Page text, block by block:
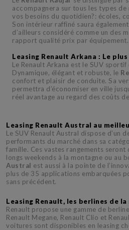
accompagnera sur tous les types
vos besoins du quotidien?: écoles,
Son intérieur raffiné saura
d’ailleurs considéré comme un des
rapport qualité prix par
Leasing Renault Arkana : Le
Le Renault Arkana est le SUV sportif
Dynamique, élégant et robuste, le
confort et plaisir de conduite. Sa
permettra d’économiser en ville
réel avantage au regard des coûts
Leasing Renault Austral au
Le SUV Renault Austral dispose d’un
performants du marché dans sa
famille. Ces vastes rangements
longs weekends à la montagne ou au
Austral est aussi à la pointe de
plus de 35 applications embarquées
sans précédent.
Leasing Renault, les berlines de la
Renault propose une gamme de
Renault Megane, Renault Clio et
voitures sont disponibles en leasing